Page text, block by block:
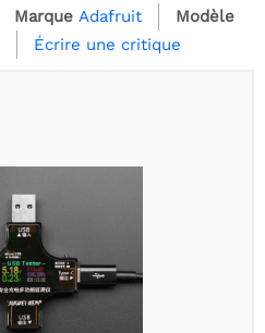
Marque Adafruit
Modèle
Écrire une critique